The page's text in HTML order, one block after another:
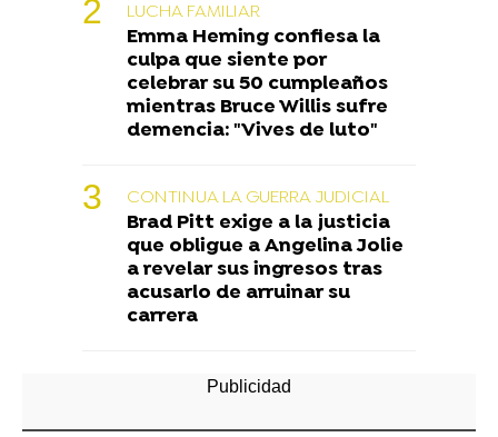
LUCHA FAMILIAR
Emma Heming confiesa la
culpa que siente por
celebrar su 50 cumpleaños
mientras Bruce Willis sufre
demencia: "Vives de luto"
CONTINUA LA GUERRA JUDICIAL
Brad Pitt exige a la justicia
que obligue a Angelina Jolie
a revelar sus ingresos tras
acusarlo de arruinar su
carrera